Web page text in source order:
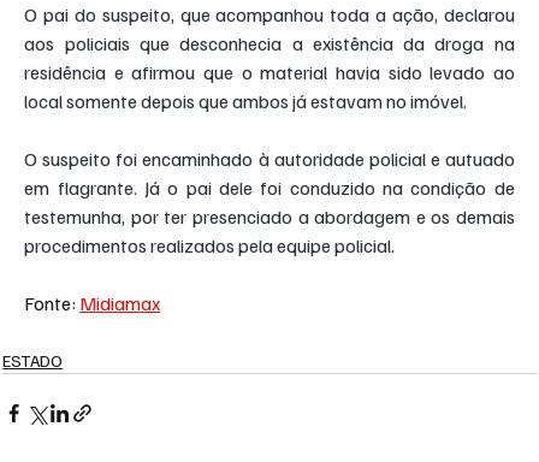
O pai do suspeito, que acompanhou toda a ação, declarou
aos policiais que desconhecia a existência da droga na
residência e afirmou que o material havia sido levado ao
local somente depois que ambos já estavam no imóvel.
O suspeito foi encaminhado à autoridade policial e autuado
em flagrante. Já o pai dele foi conduzido na condição de
testemunha, por ter presenciado a abordagem e os demais
procedimentos realizados pela equipe policial.
Fonte: Midiamax
ESTADO